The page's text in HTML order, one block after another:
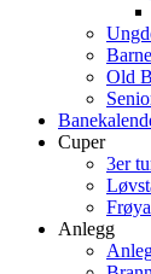
Old
Cuper
3er
Anlegg